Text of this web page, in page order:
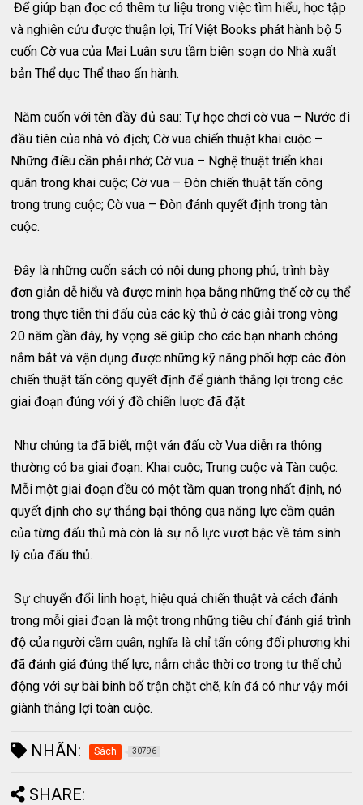
Để giúp bạn đọc có thêm tư liệu trong việc tìm hiểu, học tập
và nghiên cứu được thuận lợi, Trí Việt Books phát hành bộ 5
cuốn Cờ vua của Mai Luân sưu tầm biên soạn do Nhà xuất
bản Thể dục Thể thao ấn hành.
Năm cuốn với tên đầy đủ sau: Tự học chơi cờ vua – Nước đi
đầu tiên của nhà vô địch; Cờ vua chiến thuật khai cuộc –
Những điều cần phải nhớ; Cờ vua – Nghệ thuật triển khai
quân trong khai cuộc; Cờ vua – Đòn chiến thuật tấn công
trong trung cuộc; Cờ vua – Đòn đánh quyết định trong tàn
cuộc.
Đây là những cuốn sách có nội dung phong phú, trình bày
đơn giản dễ hiểu và được minh họa bằng những thế cờ cụ thể
trong thực tiễn thi đấu của các kỳ thủ ở các giải trong vòng
20 năm gần đây, hy vọng sẽ giúp cho các bạn nhanh chóng
nắm bắt và vận dụng được những kỹ năng phối hợp các đòn
chiến thuật tấn công quyết định để giành thắng lợi trong các
giai đoạn đúng với ý đồ chiến lược đã đặt
Như chúng ta đã biết, một ván đấu cờ Vua diễn ra thông
thường có ba giai đoạn: Khai cuộc; Trung cuộc và Tàn cuộc.
Mỗi một giai đoạn đều có một tầm quan trọng nhất định, nó
quyết định cho sự thắng bại thông qua năng lực cầm quân
của từng đấu thủ mà còn là sự nỗ lực vượt bậc về tâm sinh
lý của đấu thủ.
Sự chuyển đổi linh hoạt, hiệu quả chiến thuật và cách đánh
trong mỗi giai đoạn là một trong những tiêu chí đánh giá trình
độ của người cầm quân, nghĩa là chỉ tấn công đối phương khi
đã đánh giá đúng thế lực, nắm chắc thời cơ trong tư thế chủ
động với sự bài binh bố trận chặt chẽ, kín đá có như vậy mới
giành thắng lợi toàn cuộc.
NHÃN: Sách 30796
SHARE: